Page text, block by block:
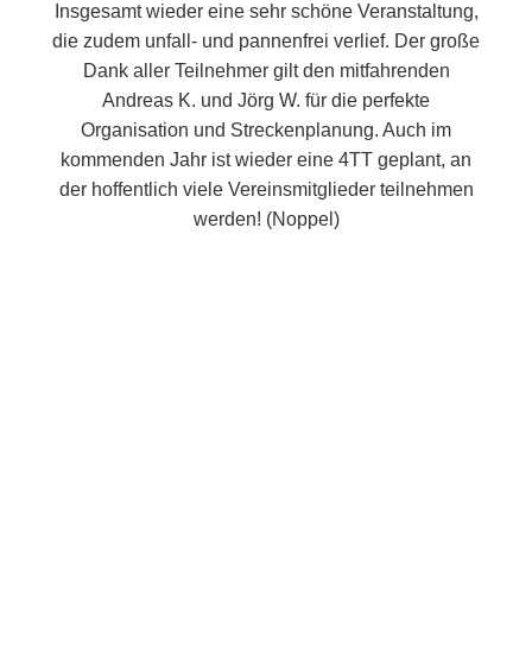
Insgesamt wieder eine sehr schöne Veranstaltung,
die zudem unfall- und pannenfrei verlief. Der große
Dank aller Teilnehmer gilt den mitfahrenden
Andreas K. und Jörg W. für die perfekte
Organisation und Streckenplanung. Auch im
kommenden Jahr ist wieder eine 4TT geplant, an
der hoffentlich viele Vereinsmitglieder teilnehmen
werden! (Noppel)